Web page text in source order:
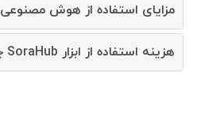
مزایای استفاده از هوش مصنوعی SoraHub چیست؟
هزینه استفاده از ابزار SoraHub چقدر است؟